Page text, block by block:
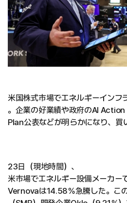
米国株式市場でエネルギーインフ
。企業の好業績や政府のAI Action
Plan公表などが明らかになり、買
23日（現地時間）、
米市場でエネルギー設備メーカー
Vernovaは14.58％急騰した。こ